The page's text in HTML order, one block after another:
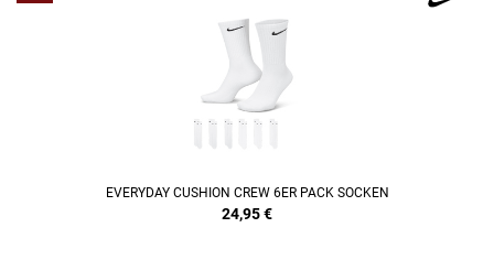
EVERYDAY CUSHION CREW 6ER PACK SOCKEN
24,95€